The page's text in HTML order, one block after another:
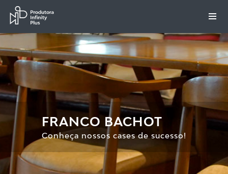
FRANCO BACHOT
Conheça nossos cases de sucesso!